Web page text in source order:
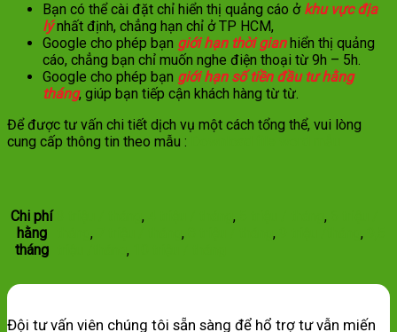
Bạn có thể cài đặt chỉ hiển thị quảng cáo ở khu vực địa
lýnhất định, chẳng hạn chỉ ở TP HCM,
Google cho phép bạn giới hạn thời gianhiển thị quảng
cáo, chẳng bạn chỉ muốn nghe điện thoại từ 9h – 5h.
Google cho phép bạn giới hạn số tiền đầu tư hằng
tháng, giúp bạn tiếp cận khách hàng từ từ.
Để được tư vấn chi tiết dịch vụ một cách tổng thể, vui lòng
cung cấp thông tin theo mẫu :
Chi phí
hằng
tháng
, , ,
, , , ,
,
Đội tư vấn viên chúng tôi sẵn sàng để hổ trợ tư vẫn miến